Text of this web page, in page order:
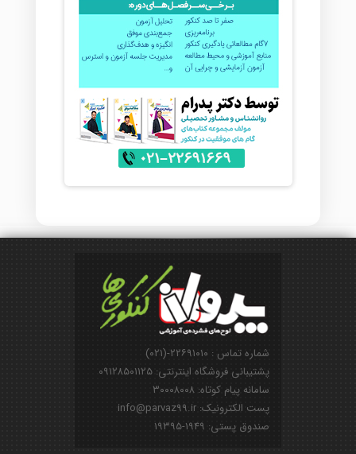
شماره تماس : ۲۲۶۹۱۰۱۰-(۰۲۱)
پشتیبانی فروشگاه اینترنتی: ۰۹۱۲۸۵۰۱۱۲۵
سامانه پیام کوتاه: ۳۰۰۰۸۰۰۸
پست الکترونیک: info@parvaz99.ir
صندوق پستی: ۱۹۴۹-۱۹۳۹۵